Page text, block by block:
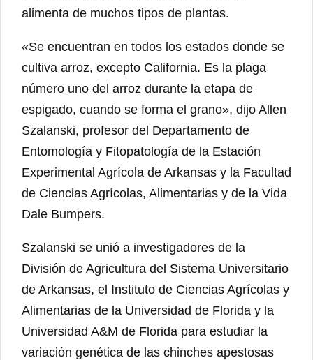
alimenta de muchos tipos de plantas.
«Se encuentran en todos los estados donde se
cultiva arroz, excepto California. Es la plaga
número uno del arroz durante la etapa de
espigado, cuando se forma el grano», dijo Allen
Szalanski, profesor del Departamento de
Entomología y Fitopatología de la Estación
Experimental Agrícola de Arkansas y la Facultad
de Ciencias Agrícolas, Alimentarias y de la Vida
Dale Bumpers.
Szalanski se unió a investigadores de la
División de Agricultura del Sistema Universitario
de Arkansas, el Instituto de Ciencias Agrícolas y
Alimentarias de la Universidad de Florida y la
Universidad A&M de Florida para estudiar la
variación genética de las chinches apestosas